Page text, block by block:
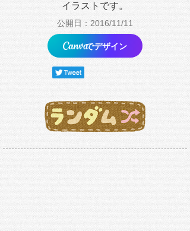
イラストです。
公開日：2016/11/11
でデザイン